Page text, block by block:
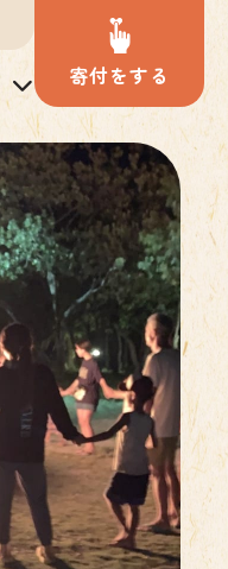
寄付をする